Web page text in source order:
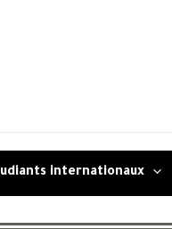
internationaux